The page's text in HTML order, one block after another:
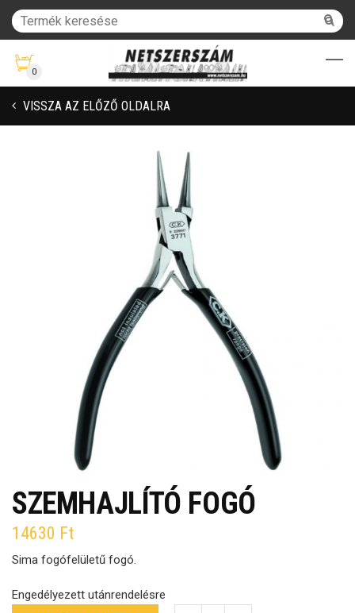
0
VISSZA AZ ELŐZŐ OLDALRA
SZEMHAJLÍTÓ FOGÓ
14630 Ft
Sima fogófelületű fogó.
Engedélyezett utánrendelésre